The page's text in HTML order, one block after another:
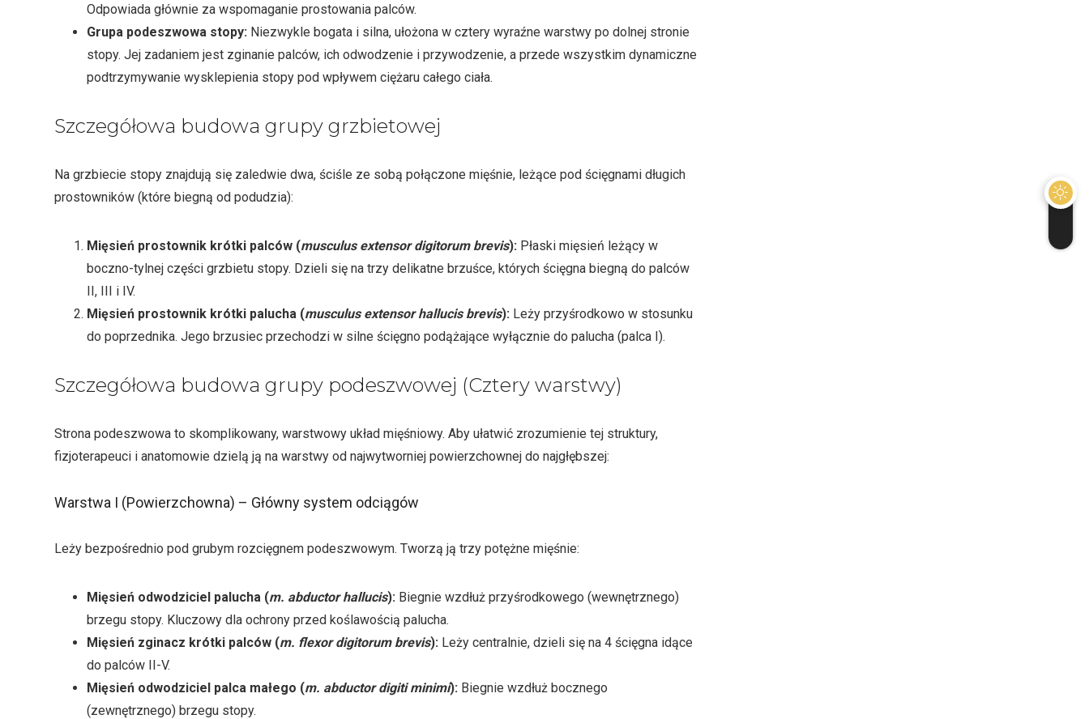
Odpowiada głównie za wspomaganie prostowania palców.
Grupa podeszwowa stopy: Niezwykle bogata i silna, ułożona w cztery wyraźne warstwy po dolnej stronie
stopy. Jej zadaniem jest zginanie palców, ich odwodzenie i przywodzenie, a przede wszystkim dynamiczne
podtrzymywanie wysklepienia stopy pod wpływem ciężaru całego ciała.
Szczegółowa budowa grupy grzbietowej
Na grzbiecie stopy znajdują się zaledwie dwa, ściśle ze sobą połączone mięśnie, leżące pod ścięgnami długich
prostowników (które biegną od podudzia):
Mięsień prostownik krótki palców (musculus extensor digitorum brevis): Płaski mięsień leżący w
boczno-tylnej części grzbietu stopy. Dzieli się na trzy delikatne brzuśce, których ścięgna biegną do palców
II, III i IV.
Mięsień prostownik krótki palucha (musculus extensor hallucis brevis): Leży przyśrodkowo w stosunku
do poprzednika. Jego brzusiec przechodzi w silne ścięgno podążające wyłącznie do palucha (palca I).
Szczegółowa budowa grupy podeszwowej (Cztery warstwy)
Strona podeszwowa to skomplikowany, warstwowy układ mięśniowy. Aby ułatwić zrozumienie tej struktury,
fizjoterapeuci i anatomowie dzielą ją na warstwy od najwytworniej powierzchownej do najgłębszej:
Warstwa I (Powierzchowna) – Główny system odciągów
Leży bezpośrednio pod grubym rozcięgnem podeszwowym. Tworzą ją trzy potężne mięśnie:
Mięsień odwodziciel palucha (m. abductor hallucis): Biegnie wzdłuż przyśrodkowego (wewnętrznego)
brzegu stopy. Kluczowy dla ochrony przed koślawością palucha.
Mięsień zginacz krótki palców (m. flexor digitorum brevis): Leży centralnie, dzieli się na 4 ścięgna idące
do palców II-V.
Mięsień odwodziciel palca małego (m. abductor digiti minimi): Biegnie wzdłuż bocznego
(zewnętrznego) brzegu stopy.